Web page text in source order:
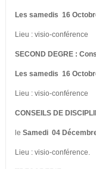
Les samedis 16
Lieu : visio-conférence
SECOND DEGRE :
Les samedis 16
Lieu : visio-conférence
CONSEILS DE
le Samedi 04
Lieu : visio-conférence.